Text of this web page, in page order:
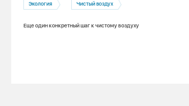
Экология Чистый воздух
Еще один конкретный шаг к чистому воздуху